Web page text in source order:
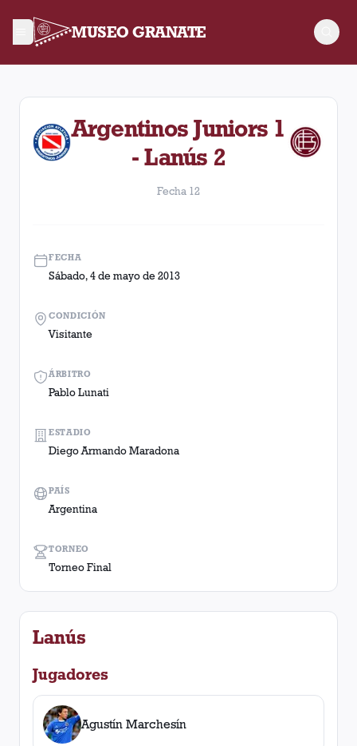
MUSEO GRANATE
Fecha 12. Partido entre Lanús y Argentinos Juniors
Argentinos Juniors 1
- Lanús 2
Fecha 12
FECHA
Sábado, 4 de mayo de 2013
ÁRBITRO
Pablo Lunati
TORNEO
Torneo Final
CONDICIÓN
Visitante
ESTADIO
Diego Armando Maradona
PAÍS
Argentina
Lanús
Jugadores
Agustín Marchesín